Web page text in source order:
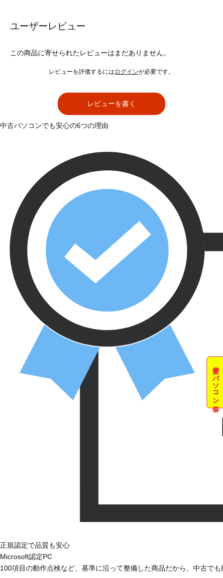
ユーザーレビュー
この商品に寄せられたレビューはまだありません。
レビューを評価するには ログインが必要です。
レビューを書く
夏のパソコン祭
中古パソコンでも安心の6つの理由
正規認定で品質も安心
Microsoft認定PC
100項目の動作点検など、基準に沿って整備した商品だから、中古で